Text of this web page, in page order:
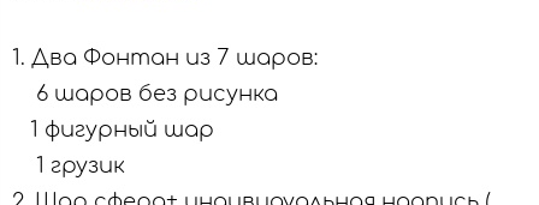
1. Два Фонтан из 7 шаров:
6 шаров без рисунка
1 фигурный шар
1 грузик